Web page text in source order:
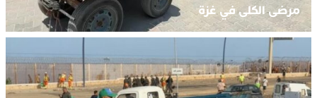
مرضى الكلى في غزة